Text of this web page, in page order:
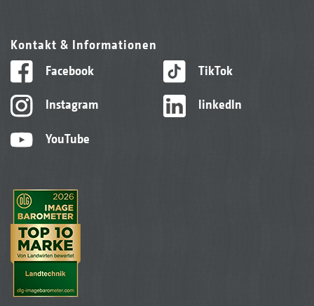
Kontakt & Informationen
Facebook
Instagram
YouTube
TikTok
linkedIn